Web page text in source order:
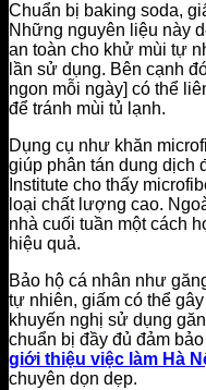
Chuẩn bị baking soda,
Những nguyên liệu này
an toàn cho khử mùi tự
lần sử dụng. Bên cạnh
ngon mỗi ngày] có thể
để tránh mùi tủ lạnh.
Dụng cụ như khăn
giúp phân tán dung dịch
Institute cho thấy
loại chất lượng cao.
nhà cuối tuần một cách
hiệu quả.
Bảo hộ cá nhân như
tự nhiên, giấm có thể
khuyến nghị sử dụng
chuẩn bị đầy đủ đảm
giới thiệu việc làm Hà
chuyên dọn dẹp.